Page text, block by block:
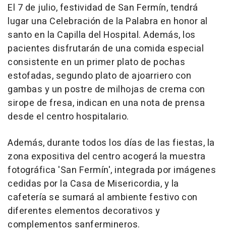
El 7 de julio, festividad de San Fermín, tendrá
lugar una Celebración de la Palabra en honor al
santo en la Capilla del Hospital. Además, los
pacientes disfrutarán de una comida especial
consistente en un primer plato de pochas
estofadas, segundo plato de ajoarriero con
gambas y un postre de milhojas de crema con
sirope de fresa, indican en una nota de prensa
desde el centro hospitalario.
Además, durante todos los días de las fiestas, la
zona expositiva del centro acogerá la muestra
fotográfica 'San Fermín', integrada por imágenes
cedidas por la Casa de Misericordia, y la
cafetería se sumará al ambiente festivo con
diferentes elementos decorativos y
complementos sanfermineros.